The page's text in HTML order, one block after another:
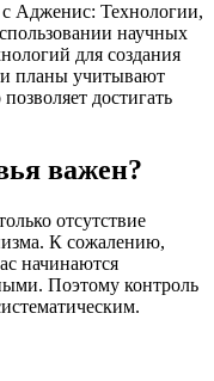
Адженис: Технологии,
научных
для создания
планы учитывают
достигать
важен?
отсутствие
К сожалению,
начинаются
Поэтому контроль